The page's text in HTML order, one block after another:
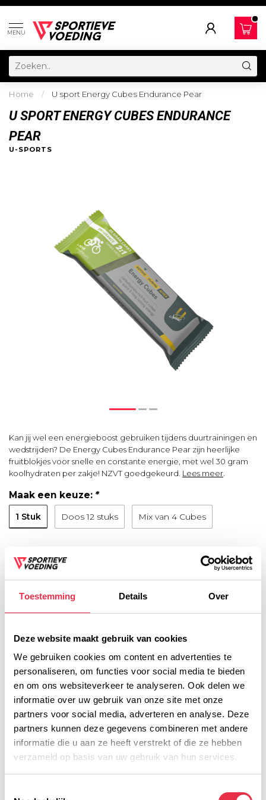
Toestemming Details Over
Deze website maakt gebruik van cookies
We gebruiken cookies om content en advertenties te
personaliseren, om functies voor social media te bieden
en om ons websiteverkeer te analyseren. Ook delen we
informatie over uw gebruik van onze site met onze
partners voor social media, adverteren en analyse. Deze
partners kunnen deze gegevens combineren met andere
informatie die u aan ze heeft verstrekt of die ze hebben
verzameld op basis van uw gebruik van hun services.
MENU
Home / U sport Energy Cubes Endurance Pear
U SPORT ENERGY CUBES ENDURANCE
PEAR
U-SPORTS
Kan jij wel een energieboost gebruiken tijdens duurtrainingen en
wedstrijden? De Energy Cubes Endurance Pear zijn heerlijke
fruitblokjes voor snelle en constante energie, met wel 30 gram
koolhydraten per zakje! NZVT goedgekeurd. Lees meer
Maak een keuze: *
1 Stuk Doos 12 stuks Mix van 4 Cubes
2,20 Incl. btw Op voorraad
TOEVOEGEN AAN
WINKELWAGEN
Plaats je bestelling binnen 05:22:16
Voor 16:00 besteld, dezelfde werkdag verzonden!
Gratis verzending vanaf € 45,- (NL)
Gratis cadeau vanaf € 75,-
Productomschrijving